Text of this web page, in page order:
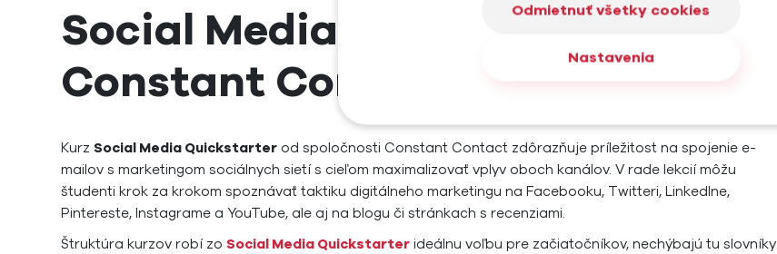
Social Media Quickstarter od
Constant Contact
KurzSocial Media Quickstarter od spoločnosti Constant Contact zdôrazňuje príležitost na spojenie e-
mailov s marketingom sociálnych sietí s cieľom maximalizovať vplyv oboch kanálov. V rade lekcií môžu
študenti krok za krokom spoznávať taktiku digitálneho marketingu na Facebooku, Twitteri, LinkedIne,
Pintereste, Instagrame a YouTube, ale aj na blogu či stránkach s recenziami.
Štruktúra kurzov robí zoSocial Media Quickstarter ideálnu voľbu pre začiatočníkov, nechýbajú tu slovníky
Odmietnuť všetky cookies
Nastavenia